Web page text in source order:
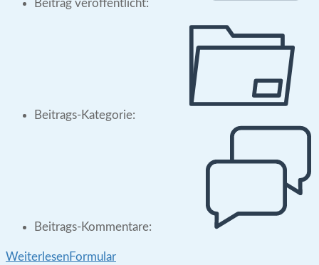
Beitrag veröffentlicht:
Beitrags-Kategorie:
Beitrags-Kommentare:
WeiterlesenFormular